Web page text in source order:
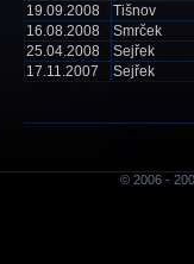
19.09.2008
Tišnov
16.08.2008
Smrček
25.04.2008
Sejřek
17.11.2007
Sejřek
© 2006 -